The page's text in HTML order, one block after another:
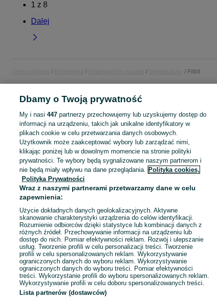
1 z 8
Dalej
Fitbit
POLSKA
KATEGORIA
Zobacz
Mapa kategorii
Mapa miejscowości
Mapa ministron
Popularne wyszukiwania
Dbamy o Twoją prywatność
My i nasi 447partnerzy przechowujemy lub uzyskujemy dostęp do
informacji na urządzeniu, takich jak unikalne identyfikatory w
plikach cookie w celu przetwarzania danych osobowych.
Użytkownik może zaakceptować wybory lub zarządzać nimi,
klikając poniżej lub w dowolnym momencie na stronie polityki
prywatności. Te wybory będą sygnalizowane naszym partnerom i
nie będą miały wpływu na dane przeglądania. Polityka cookies,
Polityka Prywatności
Wraz z naszymi partnerami przetwarzamy dane w celu
zapewnienia:
Użycie dokładnych danych geolokalizacyjnych. Aktywne
skanowanie charakterystyki urządzenia do celów identyfikacji.
Rozumienie odbiorców dzięki statystyce lub kombinacji danych z
różnych źródeł. Przechowywanie informacji na urządzeniu lub
dostęp do nich. Pomiar efektywności reklam. Rozwój i ulepszanie
usług. Tworzenie profili w celu personalizacji treści. Tworzenie
profili w celu spersonalizowanych reklam. Wykorzystywanie
ograniczonych danych do wyboru reklam. Wykorzystywanie
ograniczonych danych do wyboru treści. Pomiar efektywności
treści. Wykorzystanie profili do wyboru spersonalizowanych reklam.
Wykorzystywanie profili w celu doboru spersonalizowanych treści.
Lista partnerów (dostawców)